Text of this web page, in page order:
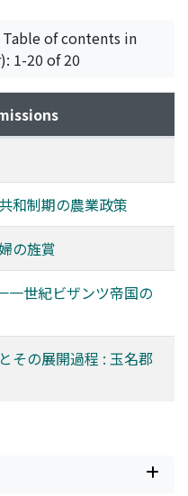
of contents in
1-20 of 20
和制期の農業政策
の旌賞
一世紀ビザンツ帝国の
その展開過程 : 玉名郡